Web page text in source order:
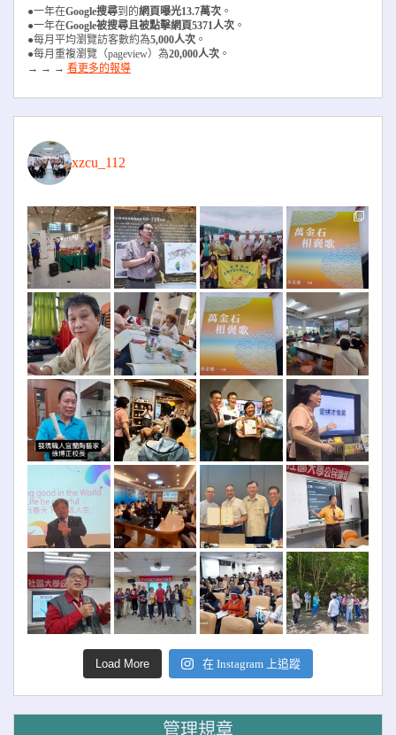
●一年在Google搜尋到的網頁曝光13.7萬次 。
●一年在Google被搜尋且被點擊網頁5371人次 。
●每月平均瀏覽訪客數約為5,000人次 。
●每月重複瀏覽（pageview）為20,000人次 。
→ → → 看更多的報導
xzcu_112
Load More 在 Instagram 上追蹤
管理規章